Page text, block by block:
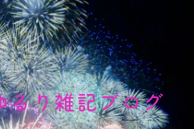
り雑記ブログ